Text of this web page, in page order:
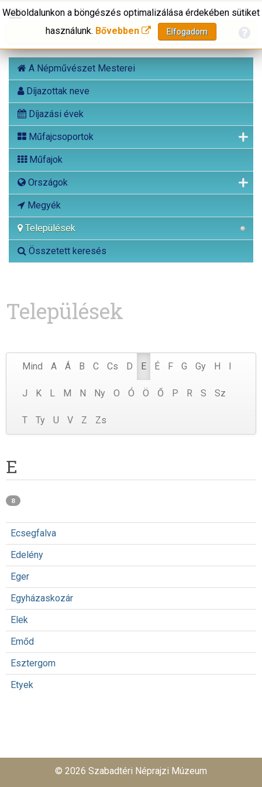
A Népművészet Mesterei
Díjazottak neve
Díjazási évek
Műfajcsoportok
Műfajok
Országok
Megyék
Települések
Összetett keresés
Weboldalunkon a böngészés optimalizálása érdekében sütiket
használunk. Bővebben Elfogadom
Települések
Mind A Á B C Cs D E É F G Gy H
J K L M N Ny O Ó Ö Ő P R S Sz
T Ty U V Z Zs
E
8
Ecsegfalva
Edelény
Eger
Egyházaskozár
Elek
Emőd
Esztergom
Etyek
© 2026 Szabadtéri Néprajzi Múzeum